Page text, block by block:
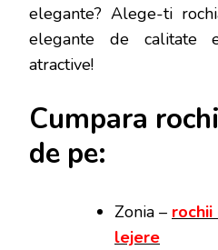
elegante? Alege-ti
elegante de calitate
atractive!
Cumpara
de pe:
Zonia – rochii
lejere